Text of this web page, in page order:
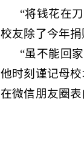
“将钱花在
校友除了今年
“虽不能回
他时刻谨记母
在微信朋友圈